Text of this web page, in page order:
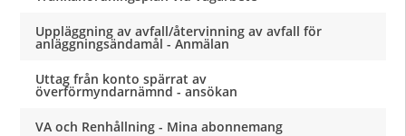
Uppläggning av avfall/återvinning av avfall för
anläggningsändamål - Anmälan
Uttag från konto spärrat av
överförmyndarnämnd - ansökan
VA och Renhållning - Mina abonnemang